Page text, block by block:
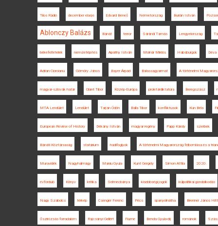
Tilos Rádió december elseje Edvard Beneš Németország Burián István
Ablonczy Balázs Bánát terror Sárándi Tamás Lengyelország
békefeltételek nemzetépítés Apáthy István Molnár Miklós Habsburgok Déva
Adrian Cioroianu Gömöry János Bayer Árpád Balassagyarmat A történelmi
magyar-szlovák határ Glant Tibor Közép-Európa proletárdiktatúra Beregszász
MTA Lendület Lendület Tarján Ödön Balla Tibor konfliktusok Kun Béla
European Review of History Dékány István magyar regény Papp Károly szerbek
Bánáti Köztársaság statárium hadifoglyok A történelmi Magyarország felbomlása és a
Muravidék Nagyhalmágy Maniu Gyula Kunt Gergely Simon Attila 2020.
évforduló Könyv kritika Selmecbánya kisebbségi jogok külpolitikai gondolkodás
Nagy Szabolcs térkép Csenger Ferenc Pécs spanyolnátha Brenner János
őszirózsás forradalom Rajcsányi Gellért Fiume Benda Gyula-díj románok